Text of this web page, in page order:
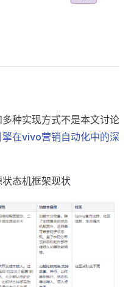
种实现方式不是本文讨论
擎在vivo营销自动化中的深
态机框架现状